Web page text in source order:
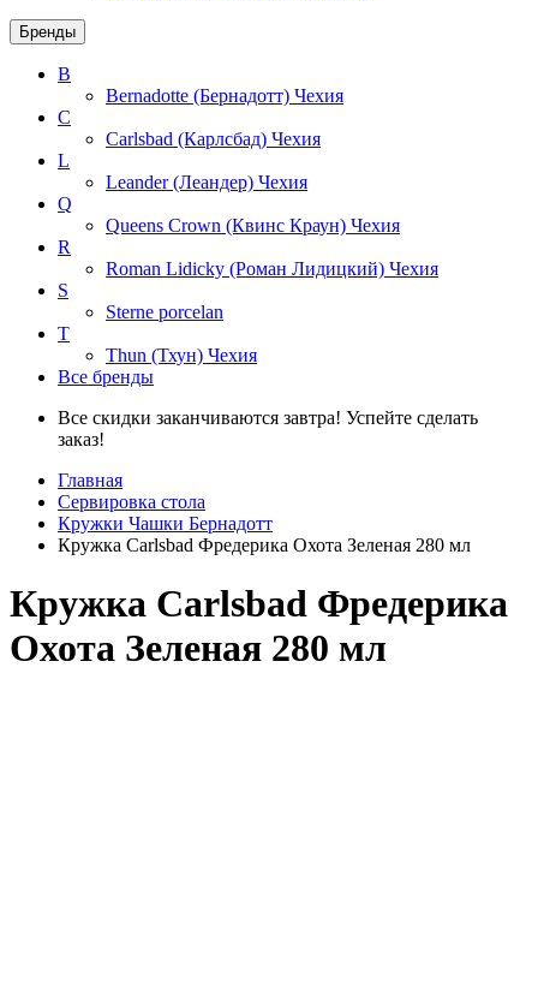
Бренды
B
Bernadotte (Бернадотт) Чехия
C
Carlsbad (Карлсбад) Чехия
L
Leander (Леандер) Чехия
Q
Queens Crown (Квинс Краун) Чехия
R
Roman Lidicky (Роман Лидицкий) Чехия
S
Sterne porcelan
T
Thun (Тхун) Чехия
Все бренды
Все скидки заканчиваются завтра! Успейте сделать
заказ!
Главная
Сервировка стола
Кружки Чашки Бернадотт
Кружка Carlsbad Фредерика Охота Зеленая 280 мл
Кружка Carlsbad Фредерика
Охота Зеленая 280 мл